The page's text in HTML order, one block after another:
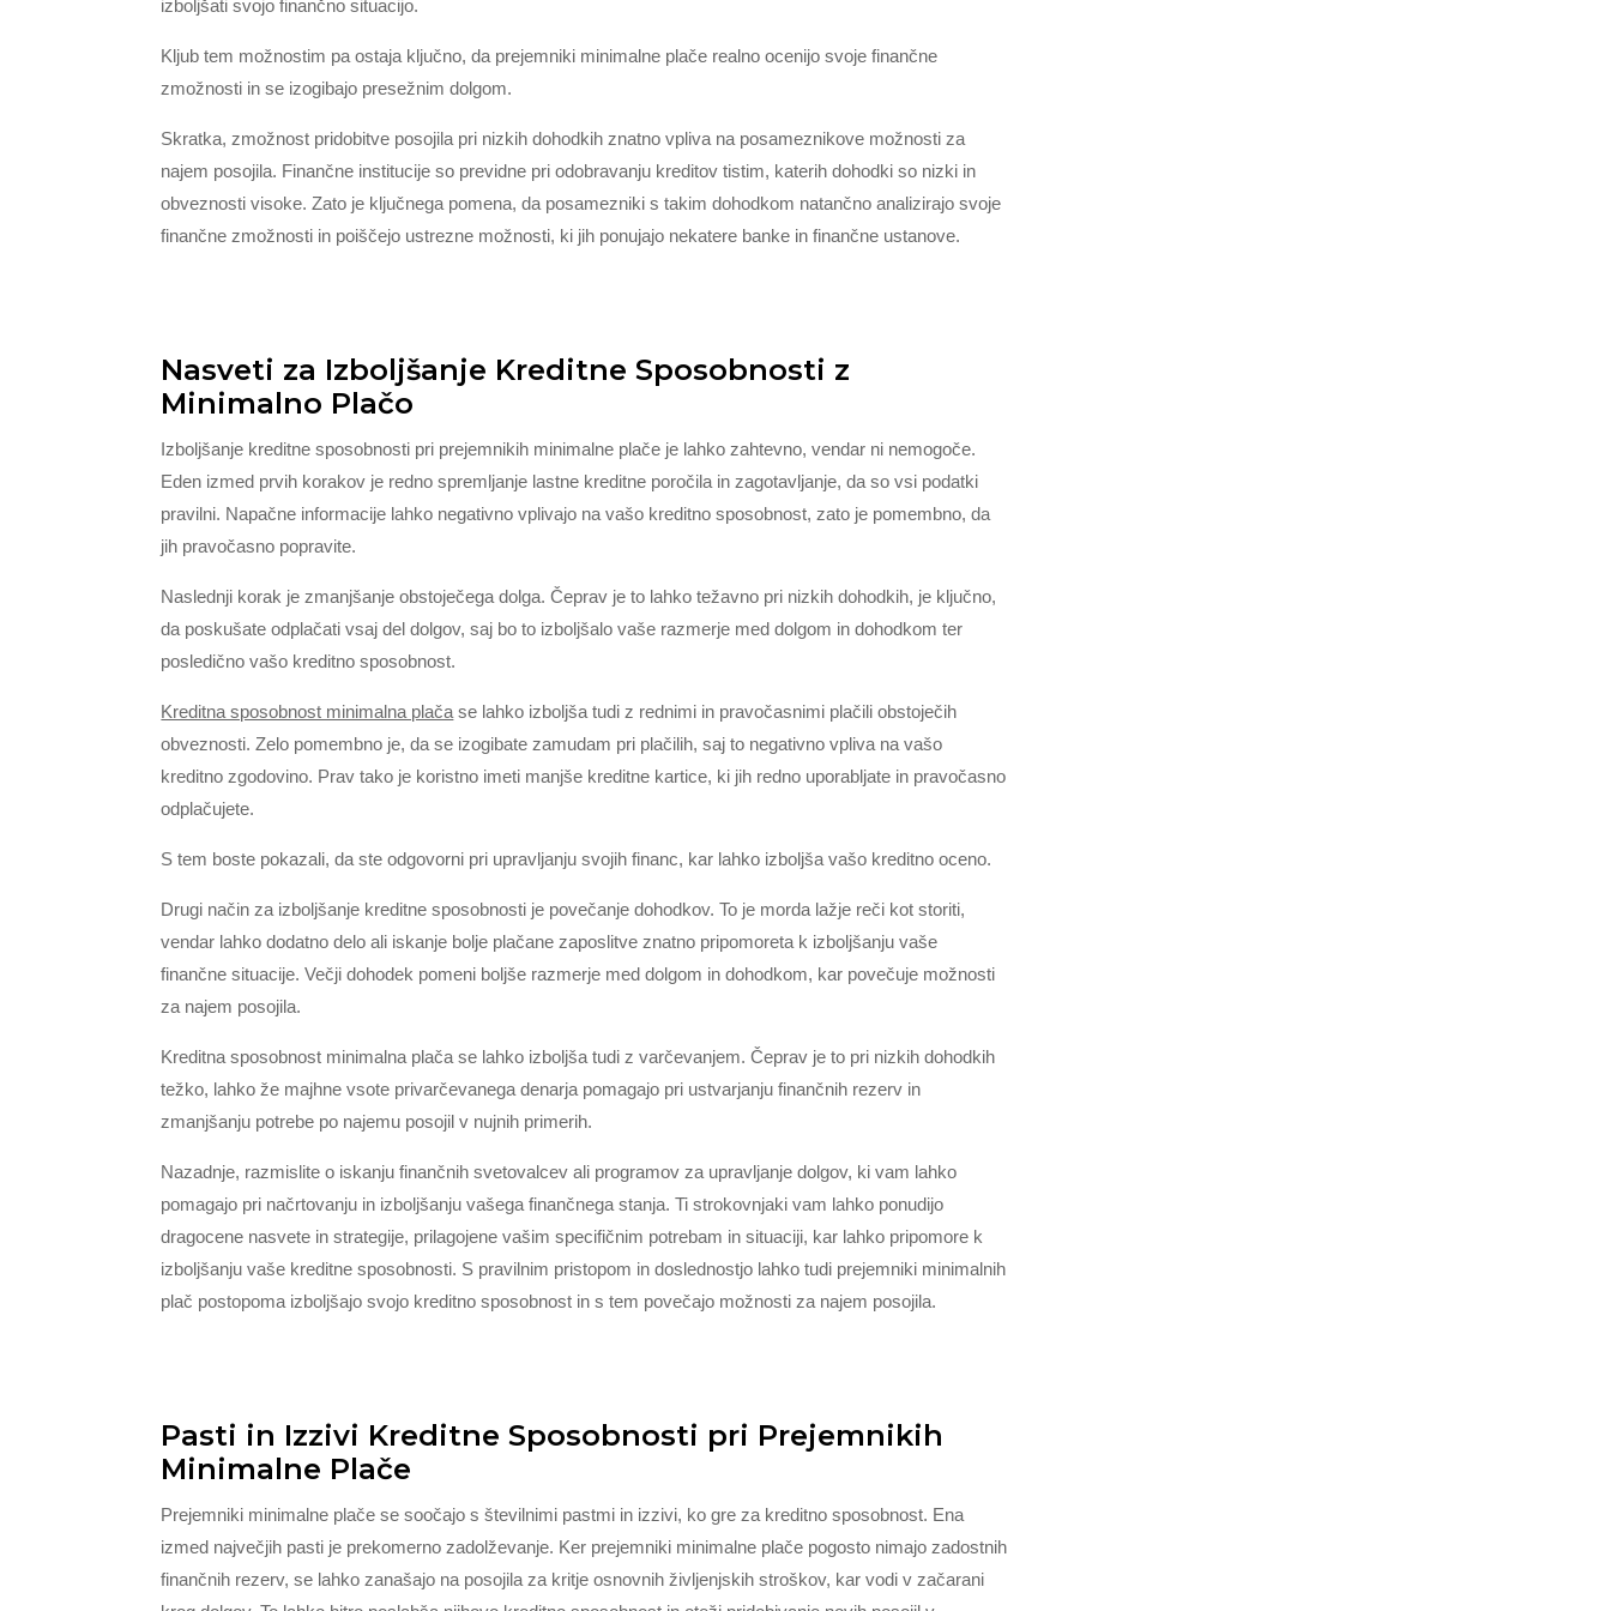
izboljšati svojo finančno situacijo.
Kljub tem možnostim pa ostaja ključno, da prejemniki minimalne plače realno ocenijo svoje finančne
zmožnosti in se izogibajo presežnim dolgom.
Skratka, zmožnost pridobitve posojila pri nizkih dohodkih znatno vpliva na posameznikove možnosti za
najem posojila. Finančne institucije so previdne pri odobravanju kreditov tistim, katerih dohodki so nizki in
obveznosti visoke. Zato je ključnega pomena, da posamezniki s takim dohodkom natančno analizirajo svoje
finančne zmožnosti in poiščejo ustrezne možnosti, ki jih ponujajo nekatere banke in finančne ustanove.
Nasveti za Izboljšanje Kreditne Sposobnosti z
Minimalno Plačo
Izboljšanje kreditne sposobnosti pri prejemnikih minimalne plače je lahko zahtevno, vendar ni nemogoče.
Eden izmed prvih korakov je redno spremljanje lastne kreditne poročila in zagotavljanje, da so vsi podatki
pravilni. Napačne informacije lahko negativno vplivajo na vašo kreditno sposobnost, zato je pomembno, da
jih pravočasno popravite.
Naslednji korak je zmanjšanje obstoječega dolga. Čeprav je to lahko težavno pri nizkih dohodkih, je ključno,
da poskušate odplačati vsaj del dolgov, saj bo to izboljšalo vaše razmerje med dolgom in dohodkom ter
posledično vašo kreditno sposobnost.
Kreditna sposobnost minimalna plača se lahko izboljša tudi z rednimi in pravočasnimi plačili obstoječih
obveznosti. Zelo pomembno je, da se izogibate zamudam pri plačilih, saj to negativno vpliva na vašo
kreditno zgodovino. Prav tako je koristno imeti manjše kreditne kartice, ki jih redno uporabljate in pravočasno
odplačujete.
S tem boste pokazali, da ste odgovorni pri upravljanju svojih financ, kar lahko izboljša vašo kreditno oceno.
Drugi način za izboljšanje kreditne sposobnosti je povečanje dohodkov. To je morda lažje reči kot storiti,
vendar lahko dodatno delo ali iskanje bolje plačane zaposlitve znatno pripomoreta k izboljšanju vaše
finančne situacije. Večji dohodek pomeni boljše razmerje med dolgom in dohodkom, kar povečuje možnosti
za najem posojila.
Kreditna sposobnost minimalna plača se lahko izboljša tudi z varčevanjem. Čeprav je to pri nizkih dohodkih
težko, lahko že majhne vsote privarčevanega denarja pomagajo pri ustvarjanju finančnih rezerv in
zmanjšanju potrebe po najemu posojil v nujnih primerih.
Nazadnje, razmislite o iskanju finančnih svetovalcev ali programov za upravljanje dolgov, ki vam lahko
pomagajo pri načrtovanju in izboljšanju vašega finančnega stanja. Ti strokovnjaki vam lahko ponudijo
dragocene nasvete in strategije, prilagojene vašim specifičnim potrebam in situaciji, kar lahko pripomore k
izboljšanju vaše kreditne sposobnosti. S pravilnim pristopom in doslednostjo lahko tudi prejemniki minimalnih
plač postopoma izboljšajo svojo kreditno sposobnost in s tem povečajo možnosti za najem posojila.
Pasti in Izzivi Kreditne Sposobnosti pri Prejemnikih
Minimalne Plače
Prejemniki minimalne plače se soočajo s številnimi pastmi in izzivi, ko gre za kreditno sposobnost. Ena
izmed največjih pasti je prekomerno zadolževanje. Ker prejemniki minimalne plače pogosto nimajo zadostnih
finančnih rezerv, se lahko zanašajo na posojila za kritje osnovnih življenjskih stroškov, kar vodi v začarani